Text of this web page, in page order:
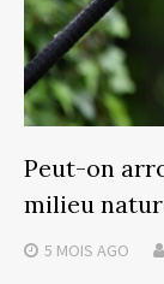
Peut-on
milieu
5 MOIS AGO